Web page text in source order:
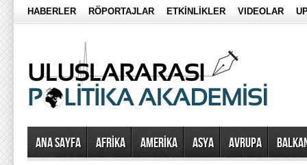
HABERLER RÖPORTAJLAR ETKİNLİKLER VIDEOLAR
Ana Sayfa AFRİKA AMERİKA ASYA AVRUPA